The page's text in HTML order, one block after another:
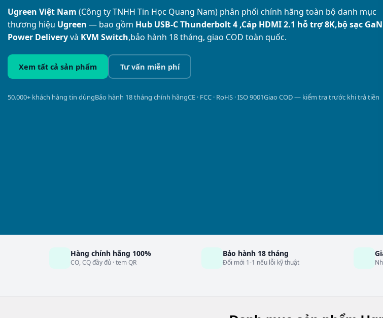
Ugreen Việt Nam (Công ty TNHH Tin Học Quang Nam) phân phối chính hãng toàn bộ danh mục
thương hiệu Ugreen — bao gồm Hub USB-C Thunderbolt 4 ,Cáp HDMI 2.1 hỗ trợ 8K,bộ sạc GaN
Power Deliveryvà KVM Switch,bảo hành 18 tháng, giao COD toàn quốc.
Xem tất cả sản phẩm Tư vấn miễn phí
50.000+ khách hàng tin dùngBảo hành 18 tháng chính hãngCE · FCC · RoHS · ISO 9001Giao COD — kiểm tra trước khi trả tiền
Hàng chính hãng 100%
CO, CQ đầy đủ · tem QR
Bảo hành 18 tháng
Đổi mới 1-1 nếu lỗi kỹ thuật